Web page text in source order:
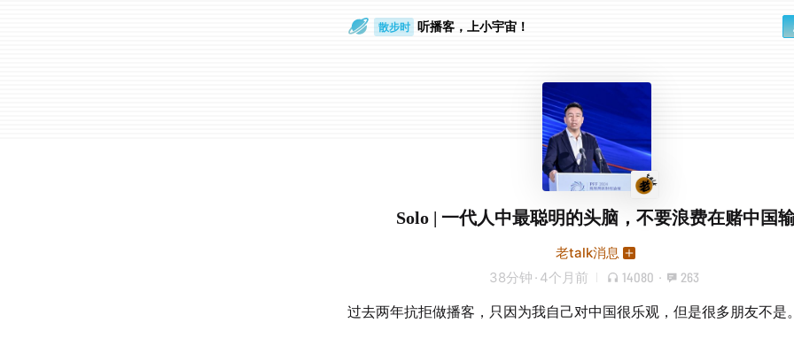
通勤路上 听播客，上小宇宙！
Solo | 一代人中最聪明的头脑，不要浪费在赌中国
老talk消息
38分钟 · 4个月前 14080 · 263
过去两年抗拒做播客，只因为我自己对中国很乐观，但是很多朋友不是。